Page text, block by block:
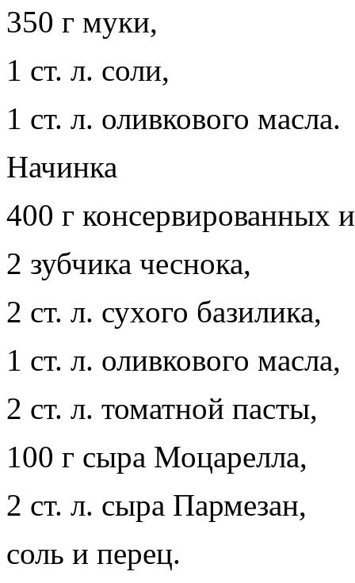
350 г муки,
1 ст. л. соли,
1 ст. л. оливкового масла.
Начинка
400 г консервированных
2 зубчика чеснока,
2 ст. л. сухого базилика,
1 ст. л. оливкового масла,
2 ст. л. томатной пасты,
100 г сыра Моцарелла,
2 ст. л. сыра Пармезан,
соль и перец.